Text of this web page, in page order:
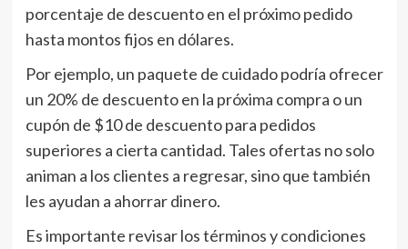
porcentaje de descuento en el próximo pedido
hasta montos fijos en dólares.
Por ejemplo, un paquete de cuidado podría ofrecer
un 20% de descuento en la próxima compra o un
cupón de $10 de descuento para pedidos
superiores a cierta cantidad. Tales ofertas no solo
animan a los clientes a regresar, sino que también
les ayudan a ahorrar dinero.
Es importante revisar los términos y condiciones